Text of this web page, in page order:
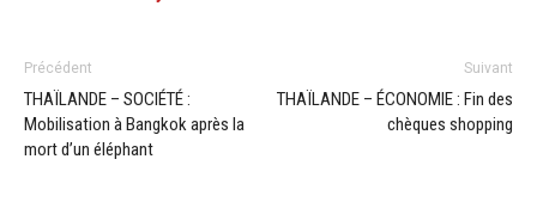
Précédent
THAÏLANDE – SOCIÉTÉ :
Mobilisation à Bangkok après la
mort d’un éléphant
Suivant
THAÏLANDE – ÉCONOMIE : Fin des
chèques shopping